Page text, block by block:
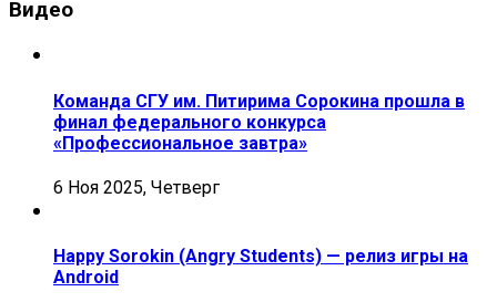
Видео
Команда СГУ им. Питирима Сорокина прошла в
финал федерального конкурса
«Профессиональное завтра»
6 Ноя 2025, Четверг
Happy Sorokin (Angry Students) — релиз игры на
Android